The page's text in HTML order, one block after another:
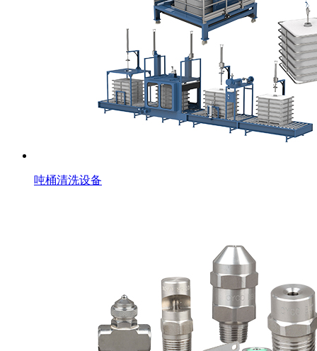
吨桶清洗设备